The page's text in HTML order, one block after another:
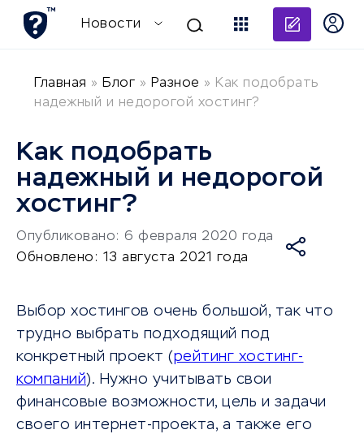
Новости
Главная » Блог » Разное » Как подобрать
надежный и недорогой хостинг?
Как подобрать
надежный и недорогой
хостинг?
Опубликовано: 6 февраля 2020 года
Обновлено: 13 августа 2021 года
Выбор хостингов очень большой, так что
трудно выбрать подходящий под
конкретный проект (рейтинг хостинг-
компаний). Нужно учитывать свои
финансовые возможности, цель и задачи
своего интернет-проекта, а также его